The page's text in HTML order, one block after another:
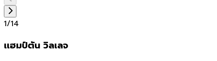
1/14
เเฮมป์ตัน วิลเลจ